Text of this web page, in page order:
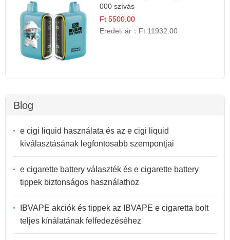
000 szívás
Ft 5500.00
Eredeti ár： Ft 11932.00
Blog
e cigi liquid használata és az e cigi liquid
kiválasztásának legfontosabb szempontjai
e cigarette battery választék és e cigarette battery
tippek biztonságos használathoz
IBVAPE akciók és tippek az IBVAPE e cigaretta bolt
teljes kínálatának felfedezéséhez